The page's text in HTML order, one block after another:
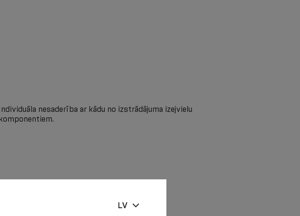
Individuāla nesaderība ar kādu no izstrādājuma izejvielu
komponentiem.
LV